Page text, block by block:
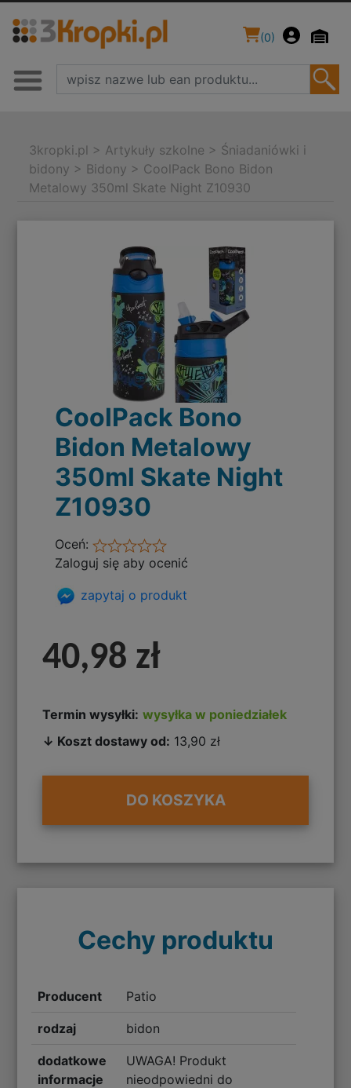
(0)
3kropki.pl > Artykuły szkolne > Śniadaniówki i
bidony > Bidony > CoolPack Bono Bidon
Metalowy 350ml Skate Night Z10930
CoolPack Bono
Bidon Metalowy
350ml Skate Night
Z10930
Oceń:
Zaloguj się aby ocenić
zapytaj o produkt
40,98 zł
Termin wysyłki: wysyłka w poniedziałek
↓ Koszt dostawy od: 13,90 zł
DO KOSZYKA
Cechy produktu
Producent Patio
rodzaj bidon
dodatkowe
informacje
UWAGA! Produkt
nieodpowiedni do